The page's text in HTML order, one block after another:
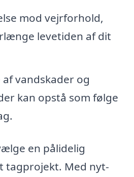
mod vejrforhold,
levetiden af dit
vandskader og
kan opstå som følge
en pålidelig
tagprojekt. Med nyt-